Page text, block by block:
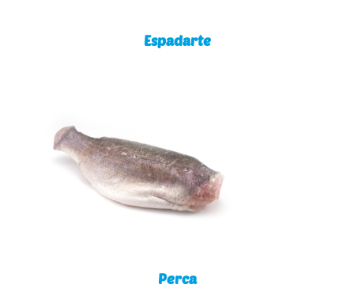
Espadarte
Perca
Perca